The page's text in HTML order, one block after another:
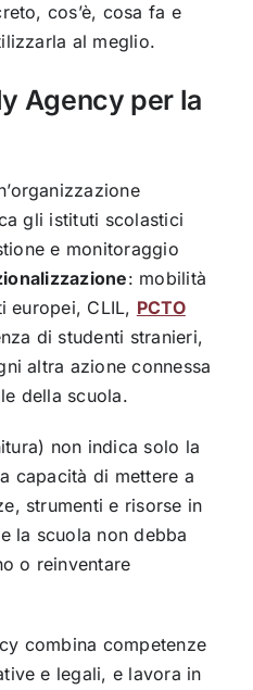
cos’è, cosa fa e
al meglio.
Agency per la
gli istituti scolastici
e monitoraggio
: mobilità
europei, CLIL, PCTO
di studenti stranieri,
altra azione connessa
della scuola.
non indica solo la
capacità di mettere a
strumenti e risorse in
la scuola non debba
o reinventare
combina competenze
e legali, e lavora in